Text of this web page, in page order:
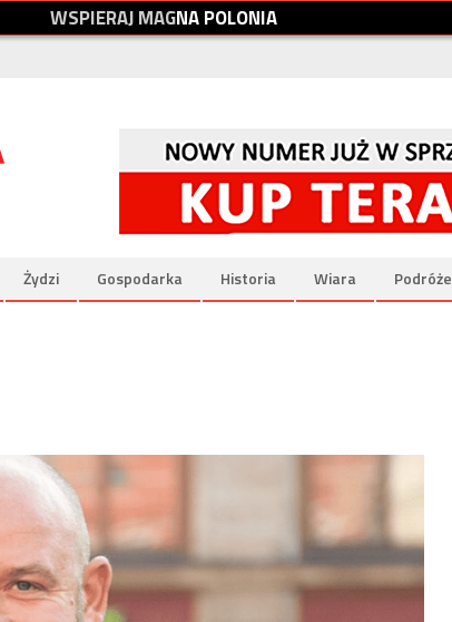
WSPIERAJMAGNAPOLONIA
Żydzi Gospodarka Historia Wiara Podróże